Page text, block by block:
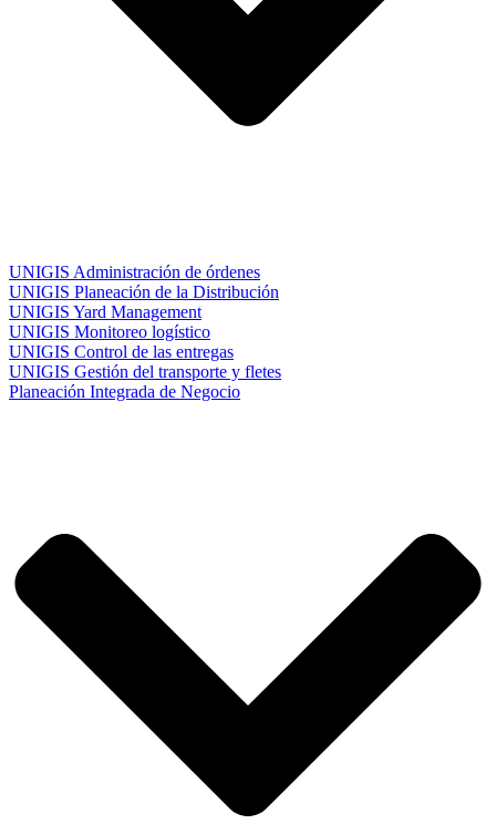
UNIGIS Administración de órdenes
UNIGIS Planeación de la Distribución
UNIGIS Yard Management
UNIGIS Monitoreo logístico
UNIGIS Control de las entregas
UNIGIS Gestión del transporte y fletes
Planeación Integrada de Negocio